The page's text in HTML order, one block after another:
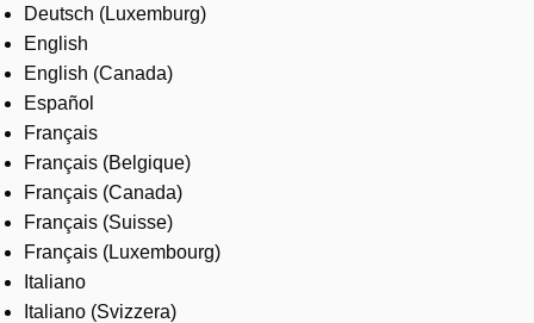
Contact us
Careers
Deutsch (Luxemburg)
English
English (Canada)
Español
Français
Français (Belgique)
Français (Canada)
Français (Suisse)
Français (Luxembourg)
Italiano
Italiano (Svizzera)